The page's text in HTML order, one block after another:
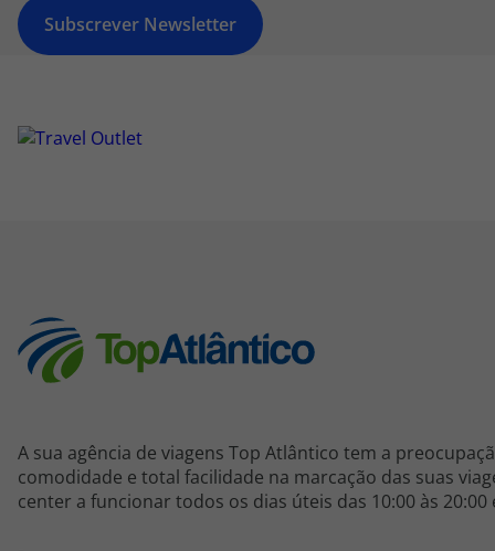
Subscrever Newsletter
A sua agência de viagens Top Atlântico tem a
comodidade e total facilidade na marcação das suas
center a funcionar todos os dias úteis das 10:00 às 20:00